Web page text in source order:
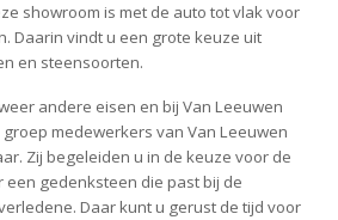
showroom is met de auto tot vlak voor
Daarin vindt u een grote keuze uit
en steensoorten.
andere eisen en bij Van Leeuwen
medewerkers van Van Leeuwen
Zij begeleiden u in de keuze voor de
gedenksteen die past bij de
Daar kunt u gerust de tijd voor